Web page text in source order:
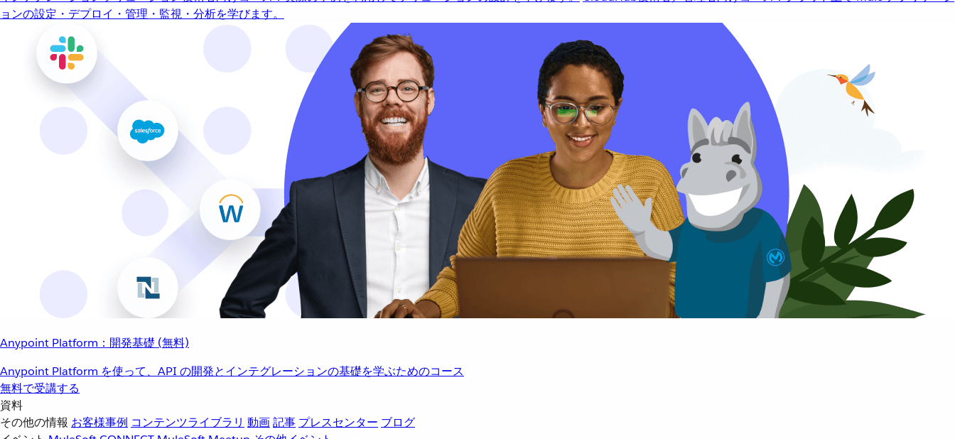
ョンの設定・デプロイ・管理・監視・分析を学びます。
Anypoint Platform：開発基礎 (無料)
Anypoint Platform を使って、API の開発とインテグレーションの基礎を学ぶためのコース
無料で受講する
資料
その他の情報 お客様事例 コンテンツライブラリ 動画記事 プレスセンター ブログ